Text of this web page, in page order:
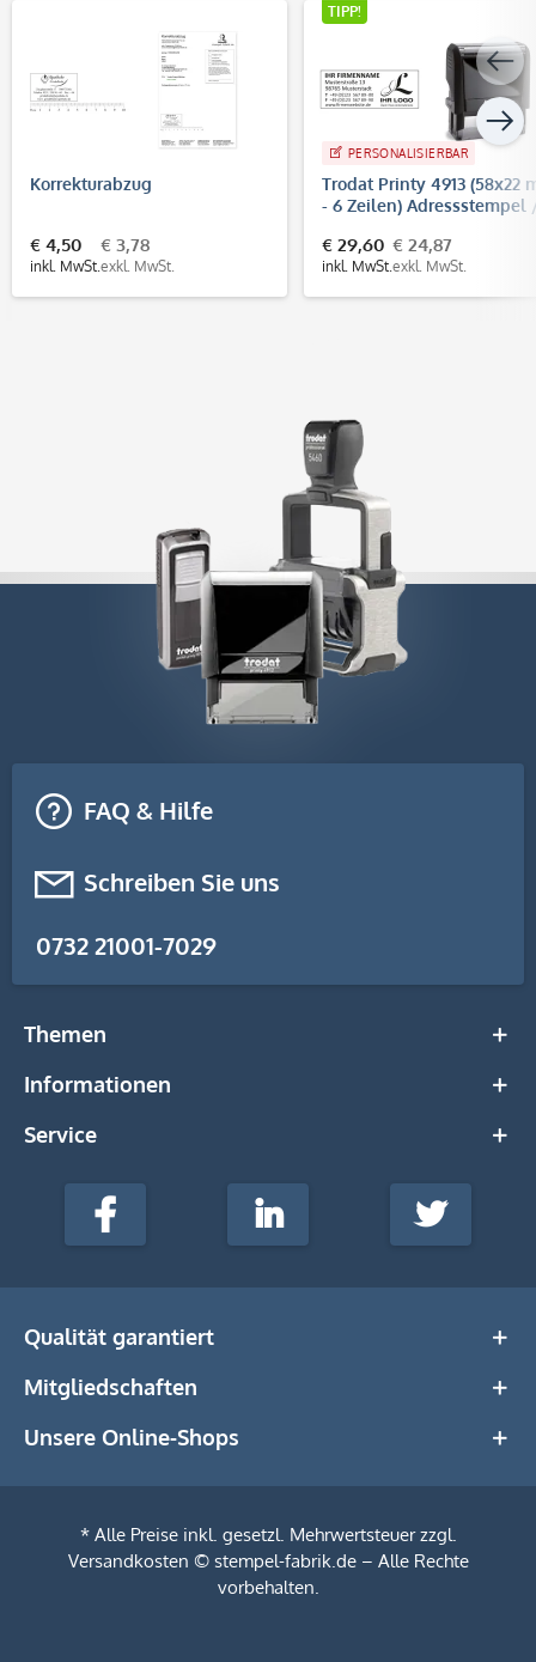
Korrekturabzug
€ 4,50
inkl. MwSt.
€ 3,78
exkl. MwSt.
TIPP!
PERSONALISIERBAR
Trodat Printy 4913 (58x22
- 6 Zeilen) Adressstempel
€ 29,60
inkl. MwSt.
€ 24,87
exkl. MwSt.
FAQ & Hilfe
Schreiben Sie uns
0732 21001-7029
Themen
Informationen
Service
stempel-
Media
Facebook LinkedIn Twitter
Qualität garantiert
Mitgliedschaften
Unsere Online-Shops
* Alle Preise inkl. gesetzl. Mehrwertsteuer zzgl.
Versandkosten © stempel-fabrik.de – Alle Rechte
vorbehalten.